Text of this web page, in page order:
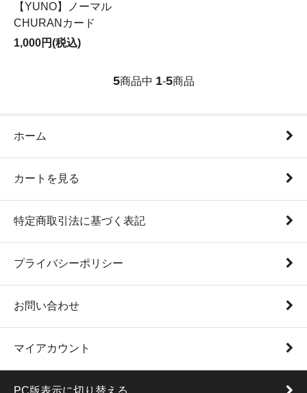
【YUNO】ノーマル
CHURANカード
1,000円(税込)
5商品中 1-5商品
ホーム
カートを見る
特定商取引法に基づく表記
プライバシーポリシー
お問い合わせ
マイアカウント